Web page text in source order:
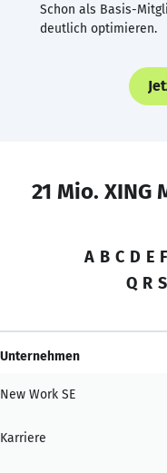
Schon als Basis-
deutlich optimieren.
21 Mio. XING
A B C D E F
Q R S
Unternehmen
New Work SE
Karriere